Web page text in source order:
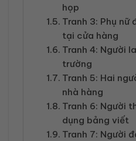
họp
Tranh 3: Phụ nữ
tại cửa hàng
Tranh 4: Người
trường
Tranh 5: Hai
nhà hàng
Tranh 6: Người
dụng bảng viết
Tranh 7: Người